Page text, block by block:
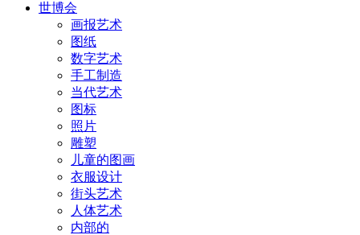
世博会
画报艺术
图纸
数字艺术
手工制造
当代艺术
图标
照片
雕塑
儿童的图画
衣服设计
街头艺术
人体艺术
内部的